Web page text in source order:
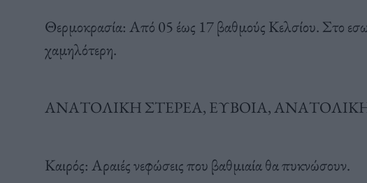
Θερμοκρασία: Από 05 έως 17 βαθμούς Κελσίου. Στο
χαμηλότερη.
ΑΝΑΤΟΛΙΚΗ ΣΤΕΡΕΑ, ΕΥΒΟΙΑ,
Καιρός: Αραιές νεφώσεις που βαθμιαία θα πυκνώσουν.